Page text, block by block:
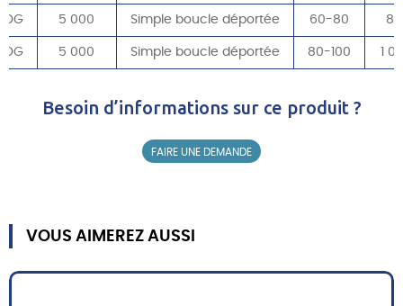
5 000 Simple boucle déportée 60-80
5 000 Simple boucle déportée 80-100 1
Besoin d’informations sur ce produit ?
FAIRE UNE DEMANDE
VOUS AIMEREZ AUSSI